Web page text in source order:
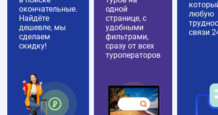
окончательные.
Найдёте
дешевле, мы
сделаем
скидку!
одной
странице, с
удобными
фильтрами,
сразу от всех
туроператоров
любую
связи